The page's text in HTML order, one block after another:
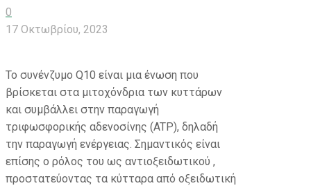
0
17 Οκτωβρίου, 2023
Το συνένζυμο Q10 είναι μια ένωση που
βρίσκεται στα μιτοχόνδρια των κυττάρων
και συμβάλλει στην παραγωγή
τριφωσφορικής αδενοσίνης (ATP), δηλαδή
την παραγωγή ενέργειας. Σημαντικός είναι
επίσης ο ρόλος του ως αντιοξειδωτικού ,
προστατεύοντας τα κύτταρα από οξειδωτική